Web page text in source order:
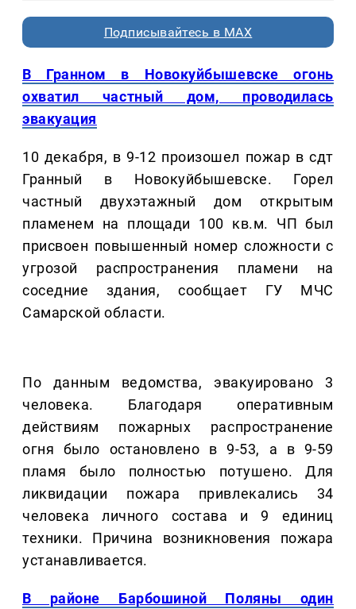
Подписывайтесь в MAX
В Гранном в Новокуйбышевске огонь
охватил частный дом, проводилась
эвакуация
10 декабря, в 9-12 произошел пожар в сдт
Гранный в Новокуйбышевске. Горел
частный двухэтажный дом открытым
пламенем на площади 100 кв.м. ЧП был
присвоен повышенный номер сложности с
угрозой распространения пламени на
соседние здания, сообщает ГУ МЧС
Самарской области.
По данным ведомства, эвакуировано 3
человека. Благодаря оперативным
действиям пожарных распространение
огня было остановлено в 9-53, а в 9-59
пламя было полностью потушено. Для
ликвидации пожара привлекались 34
человека личного состава и 9 единиц
техники. Причина возникновения пожара
устанавливается.
В районе Барбошиной Поляны один